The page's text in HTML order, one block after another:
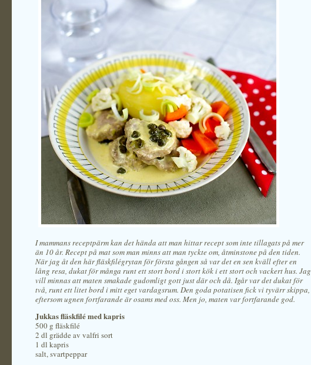
I mammans receptpärm kan det hända att man hittar recept som inte tillagats på mer
än 10 år. Recept på mat som man minns att man tyckte om, åtminstone på den tiden.
När jag åt den här fläskfilégrytan för första gången så var det en sen kväll efter en
lång resa, dukat för många runt ett stort bord i stort köki ett stort och vackert hus. Jag
vill minnas att maten smakade gudomligt gott just där och då. Igår var det dukat för
två, runt ett litet bord i mitt eget vardagsrum. Den goda potatisen fick vi tyvärr skippa,
eftersom ugnen fortfarande är osams med oss. Men jo, maten var fortfarande god.
Jukkas fläskfilé med kapris
500 g fläskfilé
2 dl grädde av valfri sort
1 dl kapris
salt, svartpeppar